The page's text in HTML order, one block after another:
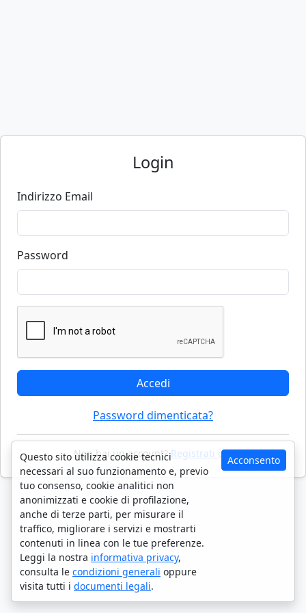
Login
Indirizzo Email
Password
Accedi
Password dimenticata?
Non hai un account?Registrati ora
Questo sito utilizza cookie tecnici
necessari al suo funzionamento e, previo
tuo consenso, cookie analitici non
anonimizzati e cookie di profilazione,
anche di terze parti, per misurare il
traffico, migliorare i servizi e mostrarti
contenuti in linea con le tue preferenze.
Leggi la nostra informativa privacy,
consulta le condizioni generali oppure
visita tutti i documenti legali.
Acconsento